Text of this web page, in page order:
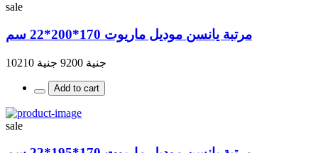
sale
مرتبة يانسن موديل ماريوت 170*200*22 سم
جنية 9200 جنية 10210
Add to cart
sale